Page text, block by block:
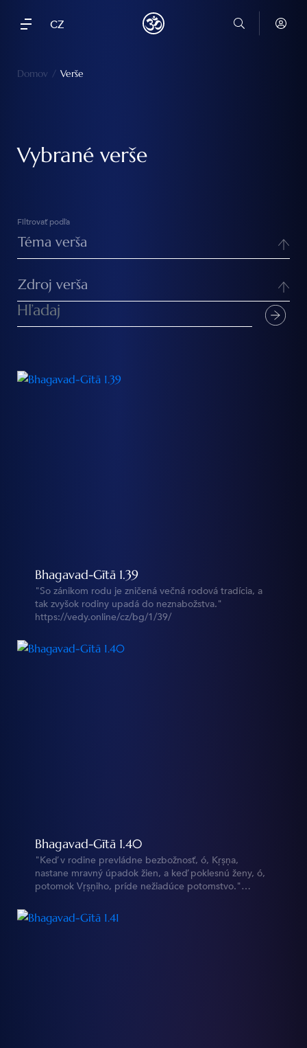
CZ
Domov / Verše
Vybrané verše
Filtrovať podľa
Téma verša
Zdroj verša
Bhagavad-Gītā 1.39
"So zánikom rodu je zničená večná rodová tradícia, a
tak zvyšok rodiny upadá do neznabožstva."
https://vedy.online/cz/bg/1/39/
Bhagavad-Gītā 1.40
"Keď v rodine prevládne bezbožnosť, ó, Kṛṣṇa,
nastane mravný úpadok žien, a keď poklesnú ženy, ó,
potomok Vṛṣṇiho, príde nežiadúce potomstvo."